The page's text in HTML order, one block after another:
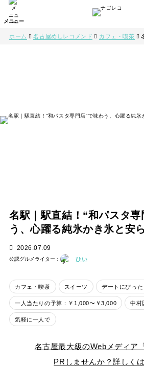
ホーム 名古屋めしレコメンド カフェ・喫茶
名駅｜駅直結！“和パスタ専
う、心躍る純氷かき氷と安
2026.07.09
公認グルメライター： ひい
カフェ・喫茶 スイーツ デートにぴった
一人当たりの予算：￥1,000〜￥3,000 中村
気軽に一人で
名古屋最大級のWebメディア
PRしませんか？詳しく